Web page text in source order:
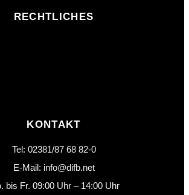
RECHTLICHES
KONTAKT
Tel: 02381/87 68 82-0
E-Mail: info@difb.net
bis Fr. 09:00 Uhr – 14:00 Uhr